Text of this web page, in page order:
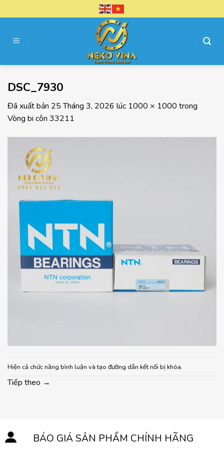
đến
dung
DSC_7930
Đã xuất bản 25 Tháng 3, 2026 lúc 1000 × 1000 trong
Vòng bi côn 33211
Hiện cả chức năng bình luận và tạo đường dẫn kết nối bị khóa.
Tiếp theo →
BÁO GIÁ SẢN PHẨM CHÍNH HÃNG